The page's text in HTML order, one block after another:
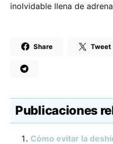
inolvidable llena de
Share Tweet
Publicaciones
Cómo evitar la